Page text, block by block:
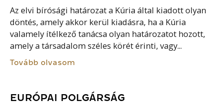
Az elvi bírósági határozat a Kúria által kiadott olyan
döntés, amely akkor kerül kiadásra, ha a Kúria
valamely ítélkező tanácsa olyan határozatot hozott,
amely a társadalom széles körét érinti, vagy...
Tovább olvasom
EURÓPAI POLGÁRSÁG